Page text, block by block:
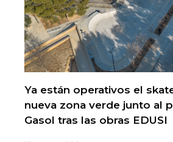
Ya están operativos el
nueva zona verde junto al
Gasol tras las obras EDUSI